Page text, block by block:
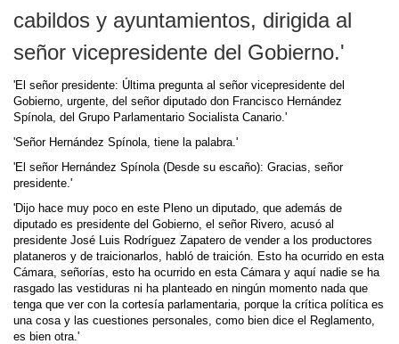
cabildos y ayuntamientos, dirigida al
señor vicepresidente del Gobierno.'
'El señor presidente: Última pregunta al señor vicepresidente del
Gobierno, urgente, del señor diputado don Francisco Hernández
Spínola, del Grupo Parlamentario Socialista Canario.'
'Señor Hernández Spínola, tiene la palabra.'
'El señor Hernández Spínola (Desde su escaño): Gracias, señor
presidente.'
'Dijo hace muy poco en este Pleno un diputado, que además de
diputado es presidente del Gobierno, el señor Rivero, acusó al
presidente José Luis Rodríguez Zapatero de vender a los productores
plataneros y de traicionarlos, habló de traición. Esto ha ocurrido en esta
Cámara, señorías, esto ha ocurrido en esta Cámara y aquí nadie se ha
rasgado las vestiduras ni ha planteado en ningún momento nada que
tenga que ver con la cortesía parlamentaria, porque la crítica política es
una cosa y las cuestiones personales, como bien dice el Reglamento,
es bien otra.'